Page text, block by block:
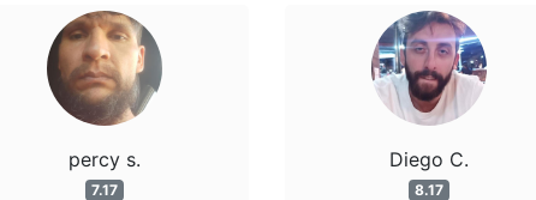
percy s.
7.17
Diego C.
8.17